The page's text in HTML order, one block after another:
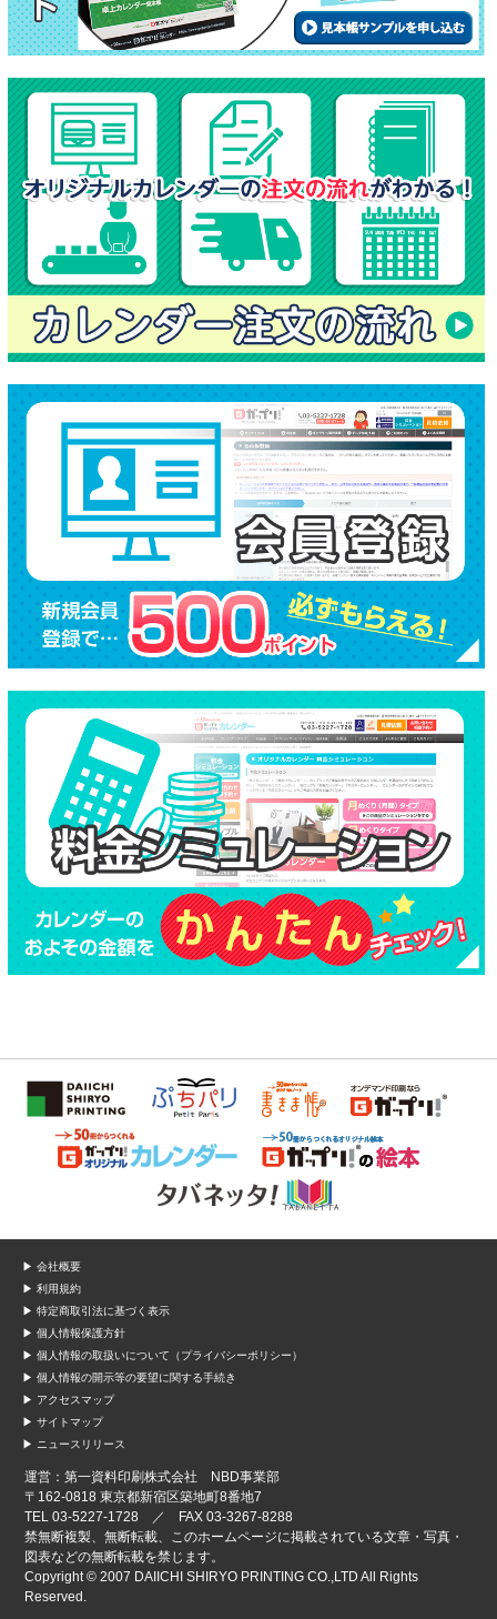
▶ 会社概要
▶ 利用規約
▶ 特定商取引法に基づく表示
▶ 個人情報保護方針
▶ 個人情報の取扱いについて（プライバシーポリシー）
▶ 個人情報の開示等の要望に関する手続き
▶ アクセスマップ
▶ サイトマップ
▶ ニュースリリース
運営：第一資料印刷株式会社 NBD事業部
〒162-0818 東京都新宿区築地町8番地7
TEL 03-5227-1728 ／ FAX 03-3267-8288
禁無断複製、無断転載、このホームページに掲載されている文章・写真・
図表などの無断転載を禁じます。
Copyright © 2007 DAIICHI SHIRYO PRINTING CO.,LTD All Rights
Reserved.